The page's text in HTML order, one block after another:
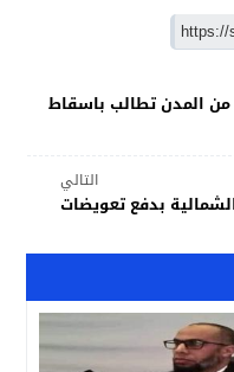
المدن تطالب باسقاط
التالي
بدفع تعويضات